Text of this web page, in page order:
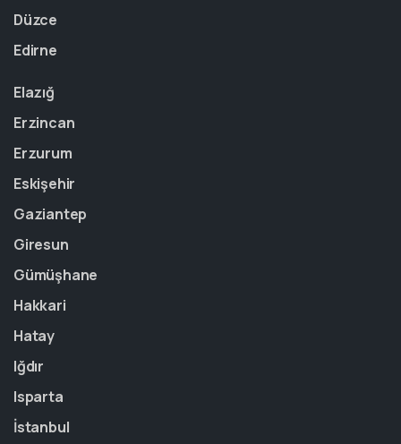
Düzce
Edirne
Elazığ
Erzincan
Erzurum
Eskişehir
Gaziantep
Giresun
Gümüşhane
Hakkari
Hatay
Iğdır
Isparta
İstanbul